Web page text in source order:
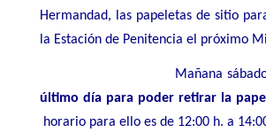
Hermandad, las papeletas de sitio
la Estación de Penitencia el próximo
Mañana sábado
último día para poder retirar la
horario para ello es de 12:00 h. a